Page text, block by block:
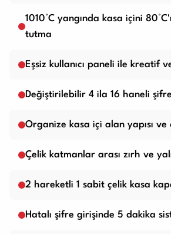
1010°C yangında kasa içini
tutma
Eşsiz kullanıcı paneli ile kreatif
Değiştirilebilir 4 ila 16 haneli
Organize kasa içi alan yapısı
Çelik katmanlar arası zırh ve
2 hareketli 1 sabit çelik kasa
Hatalı şifre girişinde 5 dakika